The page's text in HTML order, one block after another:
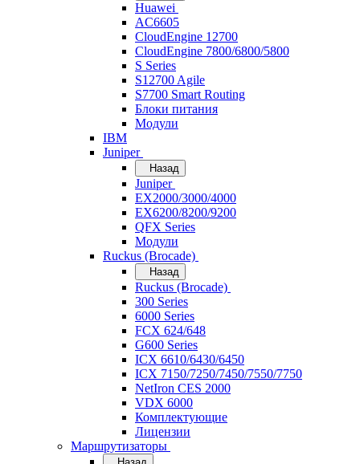
Huawei
AC6605
CloudEngine 12700
CloudEngine 7800/6800/5800
S Series
S12700 Agile
S7700 Smart Routing
Блоки питания
Модули
IBM
Juniper
Назад
Juniper
EX2000/3000/4000
EX6200/8200/9200
QFX Series
Модули
Ruckus (Brocade)
Назад
Ruckus (Brocade)
300 Series
6000 Series
FCX 624/648
G600 Series
ICX 6610/6430/6450
ICX 7150/7250/7450/7550/7750
NetIron CES 2000
VDX 6000
Комплектующие
Лицензии
Маршрутизаторы